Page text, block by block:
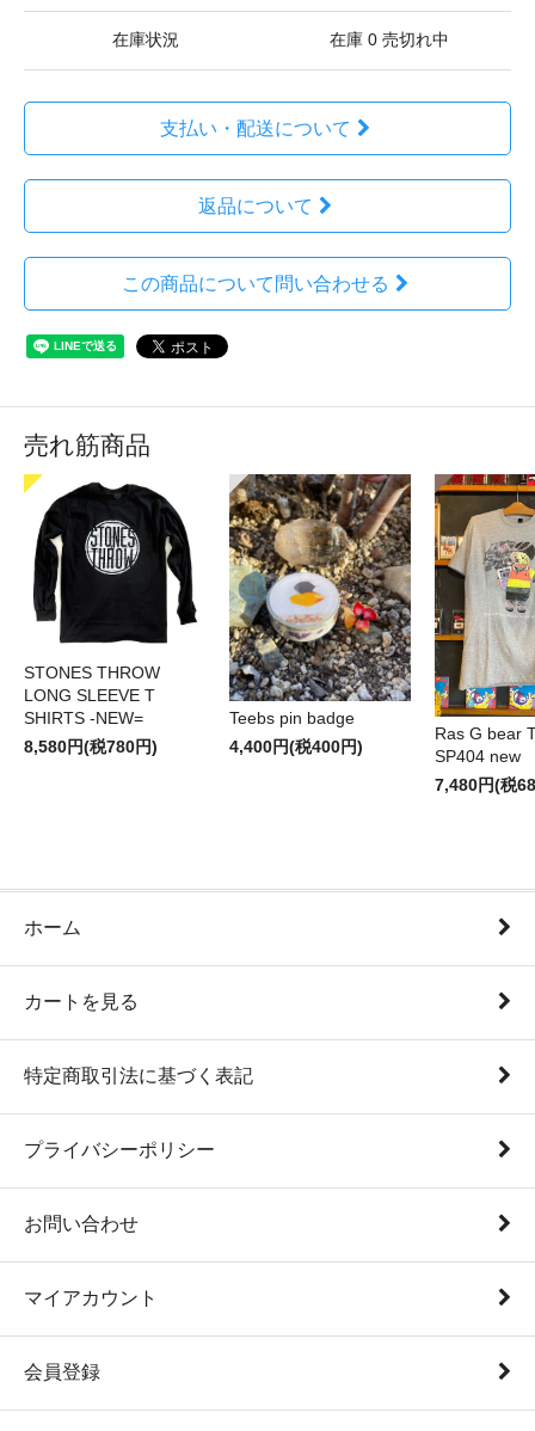
在庫状況 在庫 0 売切れ中
支払い・配送について
返品について
この商品について問い合わせる
売れ筋商品
STONES THROW
LONG SLEEVE T
SHIRTS -NEW=
8,580円(税780円)
Teebs pin badge
4,400円(税400円)
Ras G bear
SP404 new
7,480円(税
ホーム
カートを見る
特定商取引法に基づく表記
プライバシーポリシー
お問い合わせ
マイアカウント
会員登録